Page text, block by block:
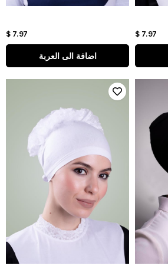
$ 7.97
اضافة الى العربة
$ 7.97